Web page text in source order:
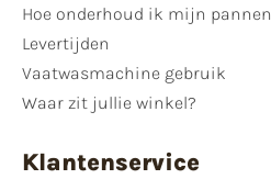
Hoe onderhoud ik mijn pannen
Levertijden
Vaatwasmachine gebruik
Waar zit jullie winkel?
Klantenservice